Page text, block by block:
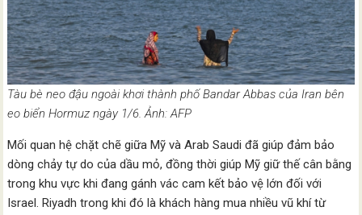
Tàu bè neo đậu ngoài khơi thành phố Bandar Abbas của Iran bên
eo biển Hormuz ngày 1/6. Ảnh: AFP
Mối quan hệ chặt chẽ giữa Mỹ và Arab Saudi đã giúp đảm bảo
dòng chảy tự do của dầu mỏ, đồng thời giúp Mỹ giữ thế cân bằng
trong khu vực khi đang gánh vác cam kết bảo vệ lớn đối với
Israel. Riyadh trong khi đó là khách hàng mua nhiều vũ khí từ